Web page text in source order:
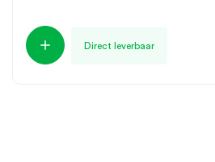
Direct leverbaar